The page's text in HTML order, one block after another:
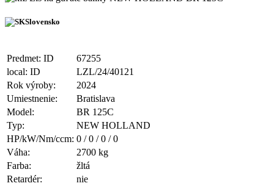
Slovensko
Predmet: ID
67255
local: ID
LZL/24/40121
Rok výroby:
2024
Umiestnenie:
Bratislava
Model:
BR 125C
Typ:
NEW HOLLAND
HP/kW/Nm/ccm: 0 / 0 / 0 / 0
Váha:
2700 kg
Farba:
žltá
Retardér:
nie